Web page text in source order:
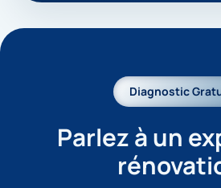
Diagnostic
Parlez à un